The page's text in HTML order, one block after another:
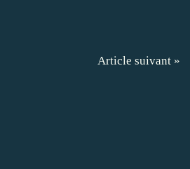
Article suivant »